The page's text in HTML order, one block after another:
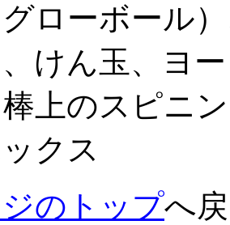
ローボール
けん玉、ヨ
上のスピニ
クス
のトップへ